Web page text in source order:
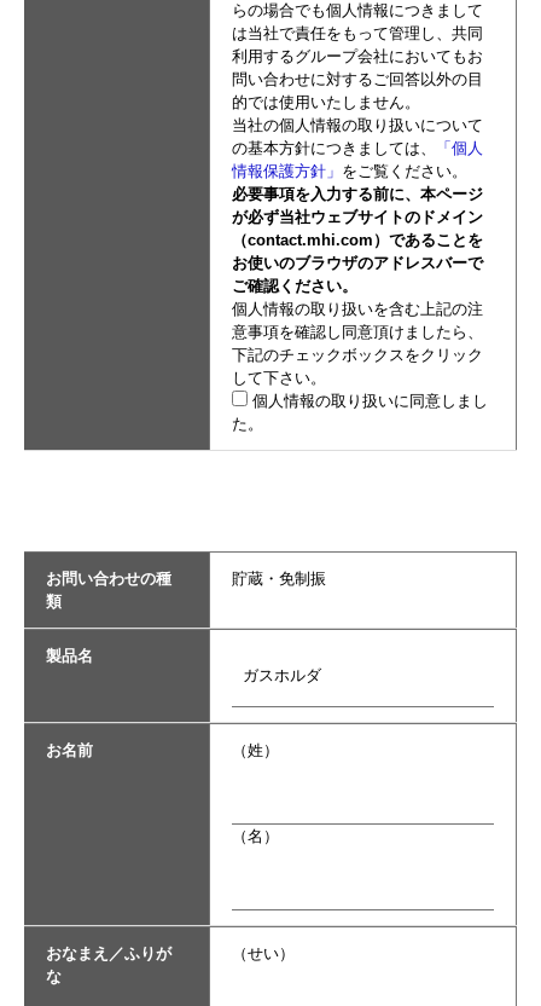
らの場合でも個人情報につきまして
は当社で責任をもって管理し、共同
利用するグループ会社においてもお
問い合わせに対するご回答以外の目
的では使用いたしません。
当社の個人情報の取り扱いについて
の基本方針につきましては、
「個人
情報保護方針」 をご覧ください。
必要事項を入力する前に、本ページ
が必ず当社ウェブサイトのドメイン
（contact.mhi.com）であることを
お使いのブラウザのアドレスバーで
ご確認ください。
個人情報の取り扱いを含む上記の注
意事項を確認し同意頂けましたら、
下記のチェックボックスをクリック
して下さい。
個人情報の取り扱いに同意しまし
た。
お問い合わせの種
類
貯蔵・免制振
製品名
お名前 （姓）
（名）
おなまえ／ふりが
な
（せい）